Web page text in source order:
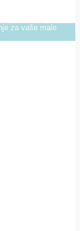
za vaše male